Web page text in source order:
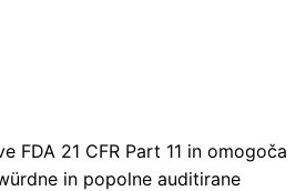
FDA 21 CFR Part 11 in omogoča
in popolne auditirane